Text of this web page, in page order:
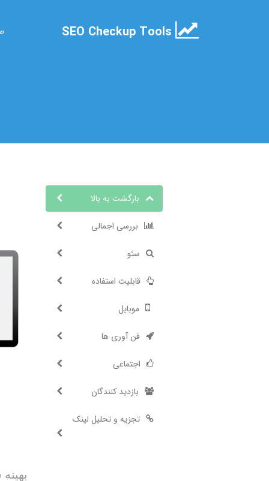
بازگشت به بالا
بررسی اجمالی
سئو
قابلیت استفاده
موبایل
فن آوری ها
اجتماعی
بازدید کنندگان
تجزیه و تحلیل لینک